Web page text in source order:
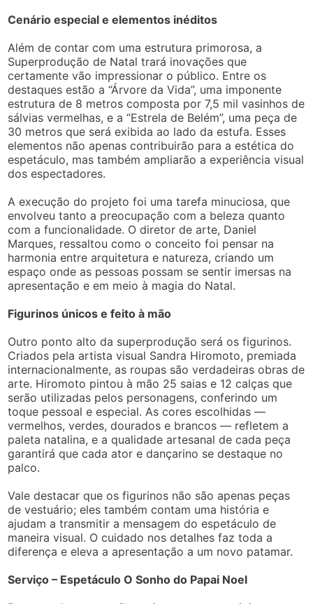
Cenário especial e elementos inéditos
Além de contar com uma estrutura primorosa, a
Superprodução de Natal trará inovações que
certamente vão impressionar o público. Entre os
destaques estão a “Árvore da Vida”, uma imponente
estrutura de 8 metros composta por 7,5 mil vasinhos de
sálvias vermelhas, e a “Estrela de Belém”, uma peça de
30 metros que será exibida ao lado da estufa. Esses
elementos não apenas contribuirão para a estética do
espetáculo, mas também ampliarão a experiência visual
dos espectadores.
A execução do projeto foi uma tarefa minuciosa, que
envolveu tanto a preocupação com a beleza quanto
com a funcionalidade. O diretor de arte, Daniel
Marques, ressaltou como o conceito foi pensar na
harmonia entre arquitetura e natureza, criando um
espaço onde as pessoas possam se sentir imersas na
apresentação e em meio à magia do Natal.
Figurinos únicos e feito à mão
Outro ponto alto da superprodução será os figurinos.
Criados pela artista visual Sandra Hiromoto, premiada
internacionalmente, as roupas são verdadeiras obras de
arte. Hiromoto pintou à mão 25 saias e 12 calças que
serão utilizadas pelos personagens, conferindo um
toque pessoal e especial. As cores escolhidas —
vermelhos, verdes, dourados e brancos — refletem a
paleta natalina, e a qualidade artesanal de cada peça
garantirá que cada ator e dançarino se destaque no
palco.
Vale destacar que os figurinos não são apenas peças
de vestuário; eles também contam uma história e
ajudam a transmitir a mensagem do espetáculo de
maneira visual. O cuidado nos detalhes faz toda a
diferença e eleva a apresentação a um novo patamar.
Serviço – Espetáculo O Sonho do Papai Noel